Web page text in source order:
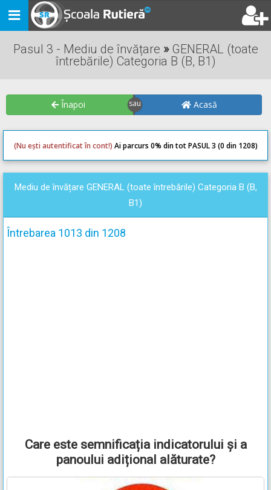
Toggle
navigation
Pasul 3 - Mediu de învățare »GENERAL (toate
întrebările) Categoria B (B, B1)
Înapoi Acasă
(Nu ești autentificat în cont!) Ai parcurs 0% din tot PASUL 3 (0 din 1208)
0
Mediu de învățare GENERAL (toate întrebările) Categoria B (B,
B1)
Întrebarea 1013 din 1208
Care este semnificația indicatorului și a
panoului adițional alăturate?